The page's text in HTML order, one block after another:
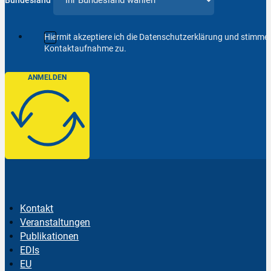
Hiermit akzeptiere ich die Datenschutzerklärung und
Kontaktaufnahme zu.
ANMELDEN
Kontakt
Veranstaltungen
Publikationen
EDIs
EU